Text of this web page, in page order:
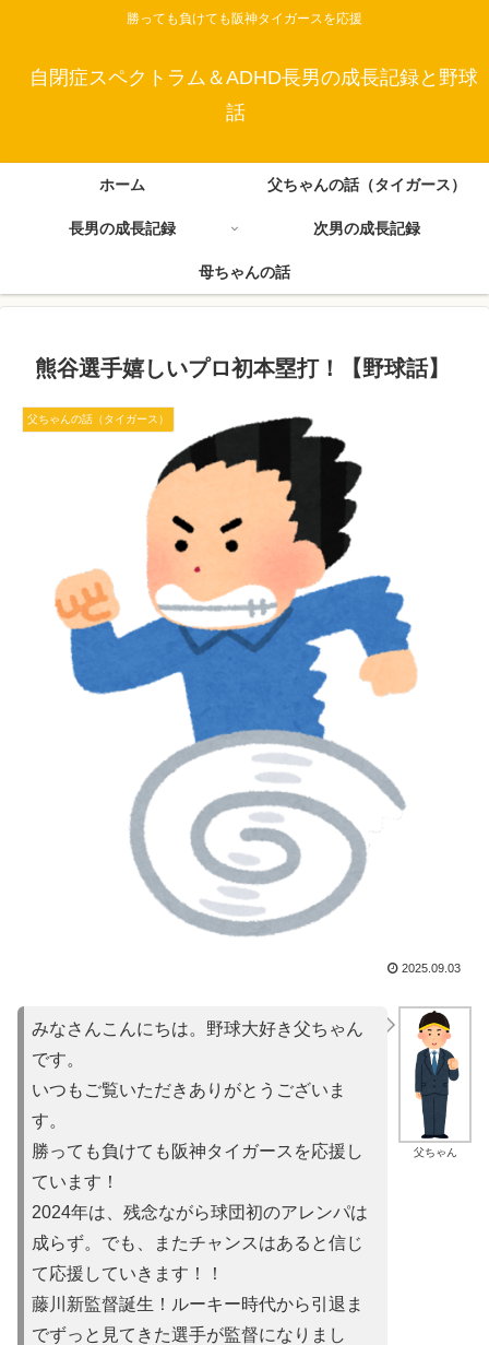
勝っても負けても阪神タイガースを応援
自閉症スペクトラム＆ADHD長男の成長記録と野球
話
ホーム 父ちゃんの話（タイガース）
長男の成長記録 次男の成長記録
母ちゃんの話
熊谷選手嬉しいプロ初本塁打！【野球話】
父ちゃんの話（タイガース）
2025.09.03
父ちゃん
みなさんこんにちは。野球大好き父ちゃん
です。
いつもご覧いただきありがとうございま
す。
勝っても負けても阪神タイガースを応援し
ています！
2024年は、残念ながら球団初のアレンパは
成らず。でも、またチャンスはあると信じ
て応援していきます！！
藤川新監督誕生！ルーキー時代から引退ま
でずっと見てきた選手が監督になりまし